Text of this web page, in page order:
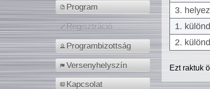
Program
Regisztráció
Programbizottság
Versenyhelyszín
Kapcsolat
3.
1.
2.
Ezt raktuk